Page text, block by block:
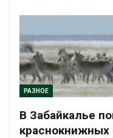
РАЗНОЕ
В Забайкалье
краснокнижных